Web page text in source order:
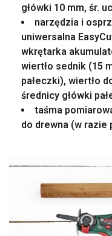
główki 10 mm, śr.
narzędzia i
uniwersalna
wkrętarka
wiertło sednik (15
pałeczki), wiertło
średnicy główki
taśma
do drewna (w razie